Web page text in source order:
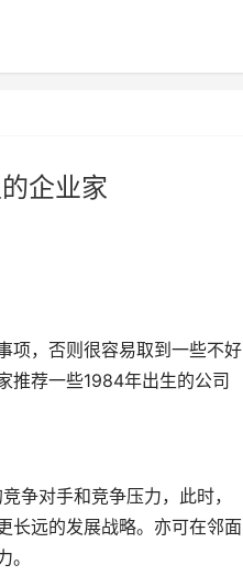
企业家
项，否则很容易取到一些不好
推荐一些1984年出生的公司
争对手和竞争压力，此时，
长远的发展战略。亦可在邻面